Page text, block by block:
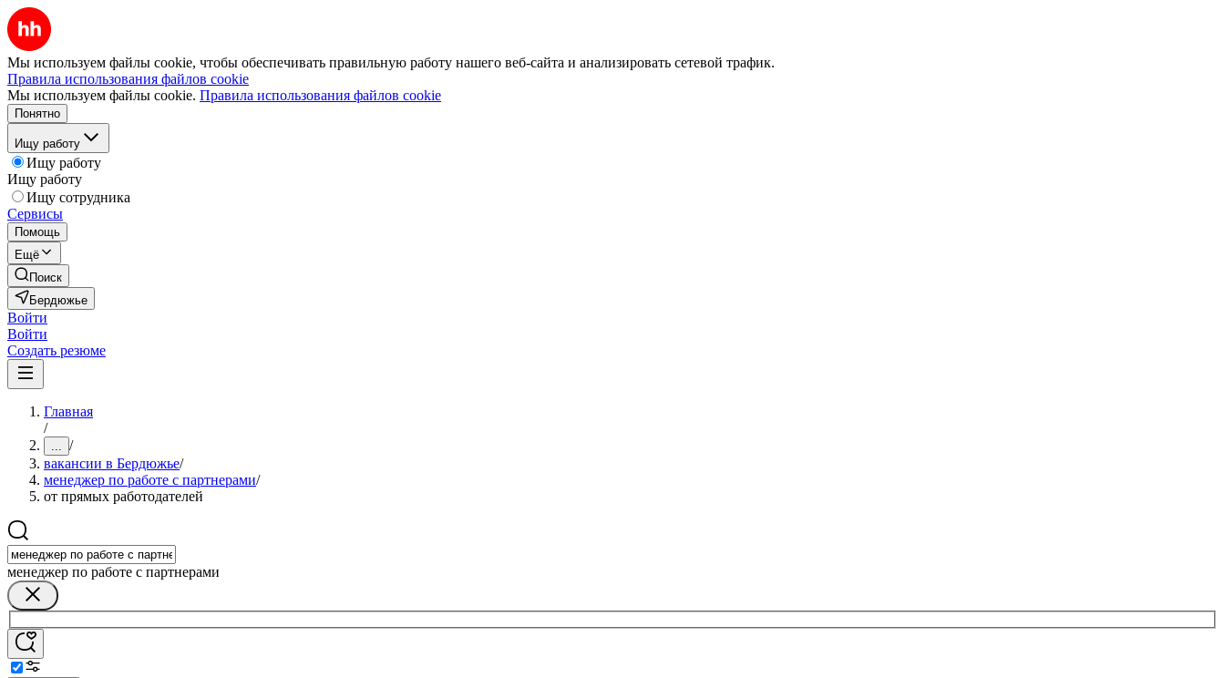
Мы используем файлы cookie, чтобы обеспечивать правильную работу нашего веб-сайта и анализировать сетевой трафик.
Правила использования файлов cookie
Мы используем файлы cookie. Правила использования файлов cookie
Понятно
Ищу работу
Ищу работу
Ищу работу
Ищу сотрудника
Сервисы
Помощь
Ещё
Поиск
Бердюжье
Войти
Войти
Создать резюме
Главная
/
... /
вакансии в Бердюжье/
менеджер по работе с партнерами/
от прямых работодателей
менеджер по работе с партнерами